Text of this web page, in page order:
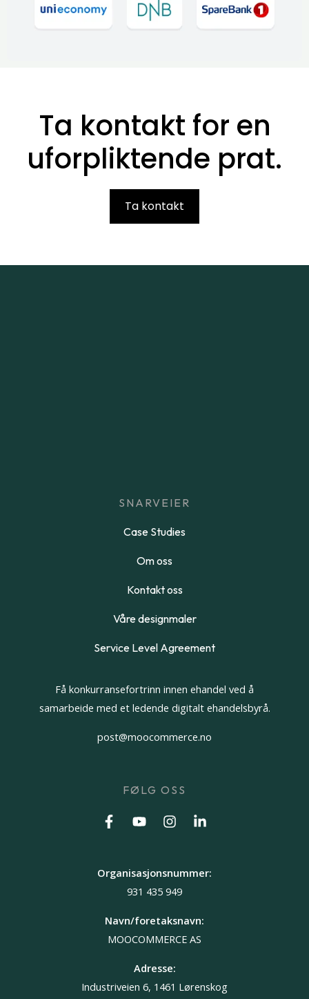
Ta kontakt for en
uforpliktende prat.
Ta kontakt
SNARVEIER
Case Studies
Om oss
Kontakt oss
Våre designmaler
Service Level Agreement
Få konkurransefortrinn innen ehandel ved å
samarbeide med et ledende digitalt ehandelsbyrå.
post@moocommerce.no
FØLG OSS
Organisasjonsnummer:
931 435 949
Navn/foretaksnavn:
MOOCOMMERCE AS
Adresse:
Industriveien 6, 1461 Lørenskog